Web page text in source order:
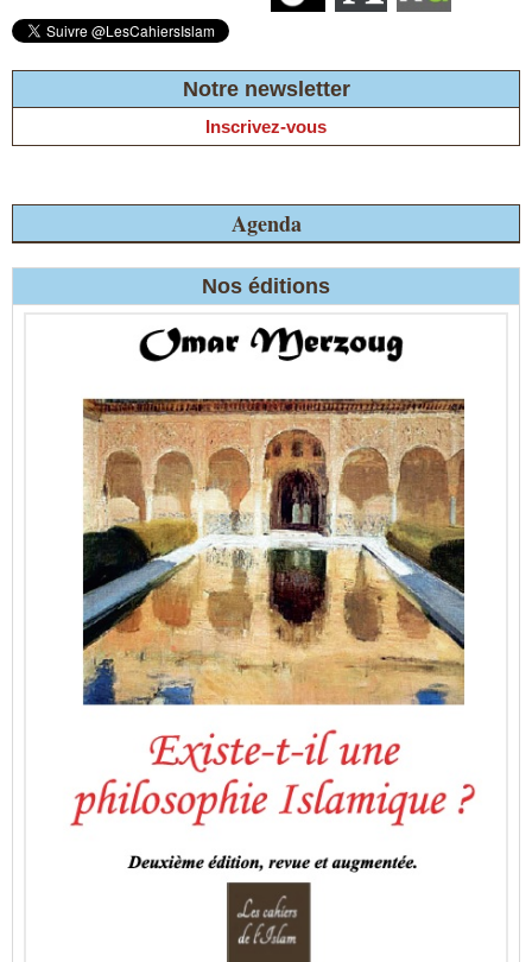
Notre newsletter
Inscrivez-vous
Agenda
Nos éditions